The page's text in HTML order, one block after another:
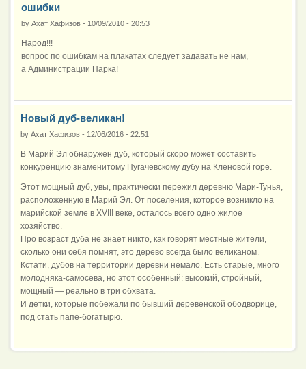
ошибки
by Ахат Хафизов - 10/09/2010 - 20:53
Народ!!!
вопрос по ошибкам на плакатах следует задавать не нам,
а Администрации Парка!
Новый дуб-великан!
by Ахат Хафизов - 12/06/2016 - 22:51
В Марий Эл обнаружен дуб, который скоро может составить
конкуренцию знаменитому Пугачевскому дубу на Кленовой горе.
Этот мощный дуб, увы, практически пережил деревню Мари-Тунья,
расположенную в Марий Эл. От поселения, которое возникло на
марийской земле в XVIII веке, осталось всего одно жилое
хозяйство.
Про возраст дуба не знает никто, как говорят местные жители,
сколько они себя помнят, это дерево всегда было великаном.
Кстати, дубов на территории деревни немало. Есть старые, много
молодняка-самосева, но этот особенный: высокий, стройный,
мощный — реально в три обхвата.
И детки, которые побежали по бывший деревенской ободворице,
под стать папе-богатырю.